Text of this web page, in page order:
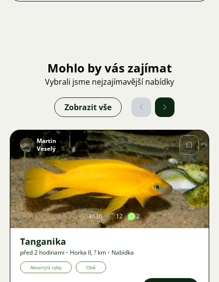
Mohlo by vás zajímat
Vybrali jsme nejzajímavější nabídky
Zobrazit vše
Obrázek
Martin
Veselý
4636 12 2
Tanganika
před 2 hodinami • Horka II,? km • Nabídka
Akvarijní ryby Obě